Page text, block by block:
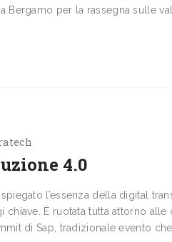
per la rassegna sulle
4.0
l’essenza della digital
chiave. È ruotata tutta attorno
di Sap, tradizionale evento